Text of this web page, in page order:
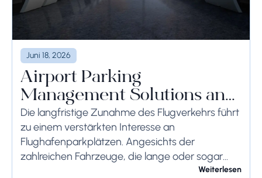
Juni 18, 2026
Airport Parking
Management Solutions and
Systems
Die langfristige Zunahme des Flugverkehrs führt
zu einem verstärkten Interesse an
Flughafenparkplätzen. Angesichts der
zahlreichen Fahrzeuge, die lange oder sogar
wochenlang auf dem FlughafengeländeWeiterlesen